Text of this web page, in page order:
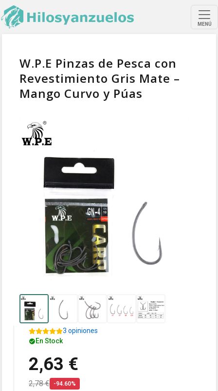
MENÚ
W.P.E Pinzas de Pesca con
Revestimiento Gris Mate –
Mango Curvo y Púas
3 opiniones
En Stock
2,63 €
2,78 € -94.60%